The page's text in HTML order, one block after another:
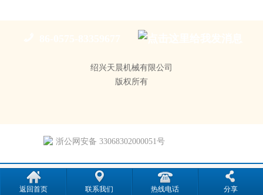
绍兴天晨机械有限公司
版权所有
返回首页 联系我们 热线电话 分享
浙公网安备 33068302000051号